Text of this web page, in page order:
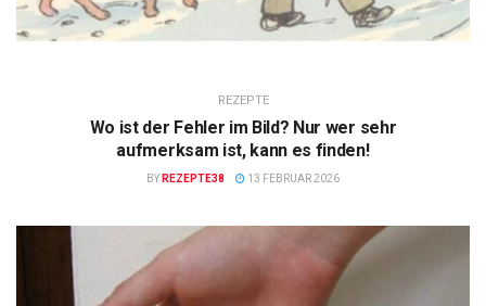
REZEPTE
Wo ist der Fehler im Bild? Nur wer sehr
aufmerksam ist, kann es finden!
BY REZEPTE38 13 FEBRUAR 2026